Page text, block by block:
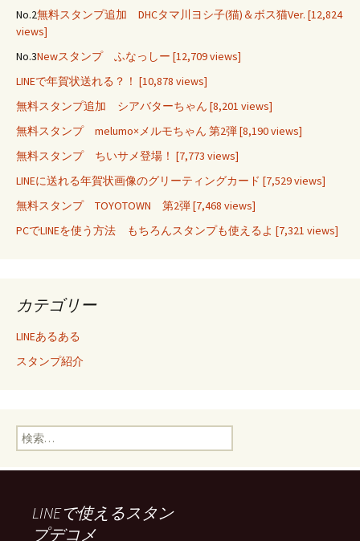
No.2無料スタンプ追加 DHCタマ川ヨシ子(猫)＆ボス猫Ver. [12,824
views]
No.3Newスタンプ ふなっしー [12,709 views]
LINEで年賀状送れる？！ [10,878 views]
無料スタンプ追加 シアバターちゃん [8,201 views]
無料スタンプ melumo×メルモちゃん 第2弾[8,190 views]
無料スタンプ ちいサメ登場！ [7,773 views]
LINEに送れる年賀状画像のグリーティングカード [7,529 views]
無料スタンプ TOYOTOWN 第2弾[7,468 views]
PCでLINEを使う方法 もちろんスタンプも使えるよ [7,321 views]
カテゴリー
LINEあるある
スタンプ紹介
検索:
LINEで使えるスタン
プデコメ